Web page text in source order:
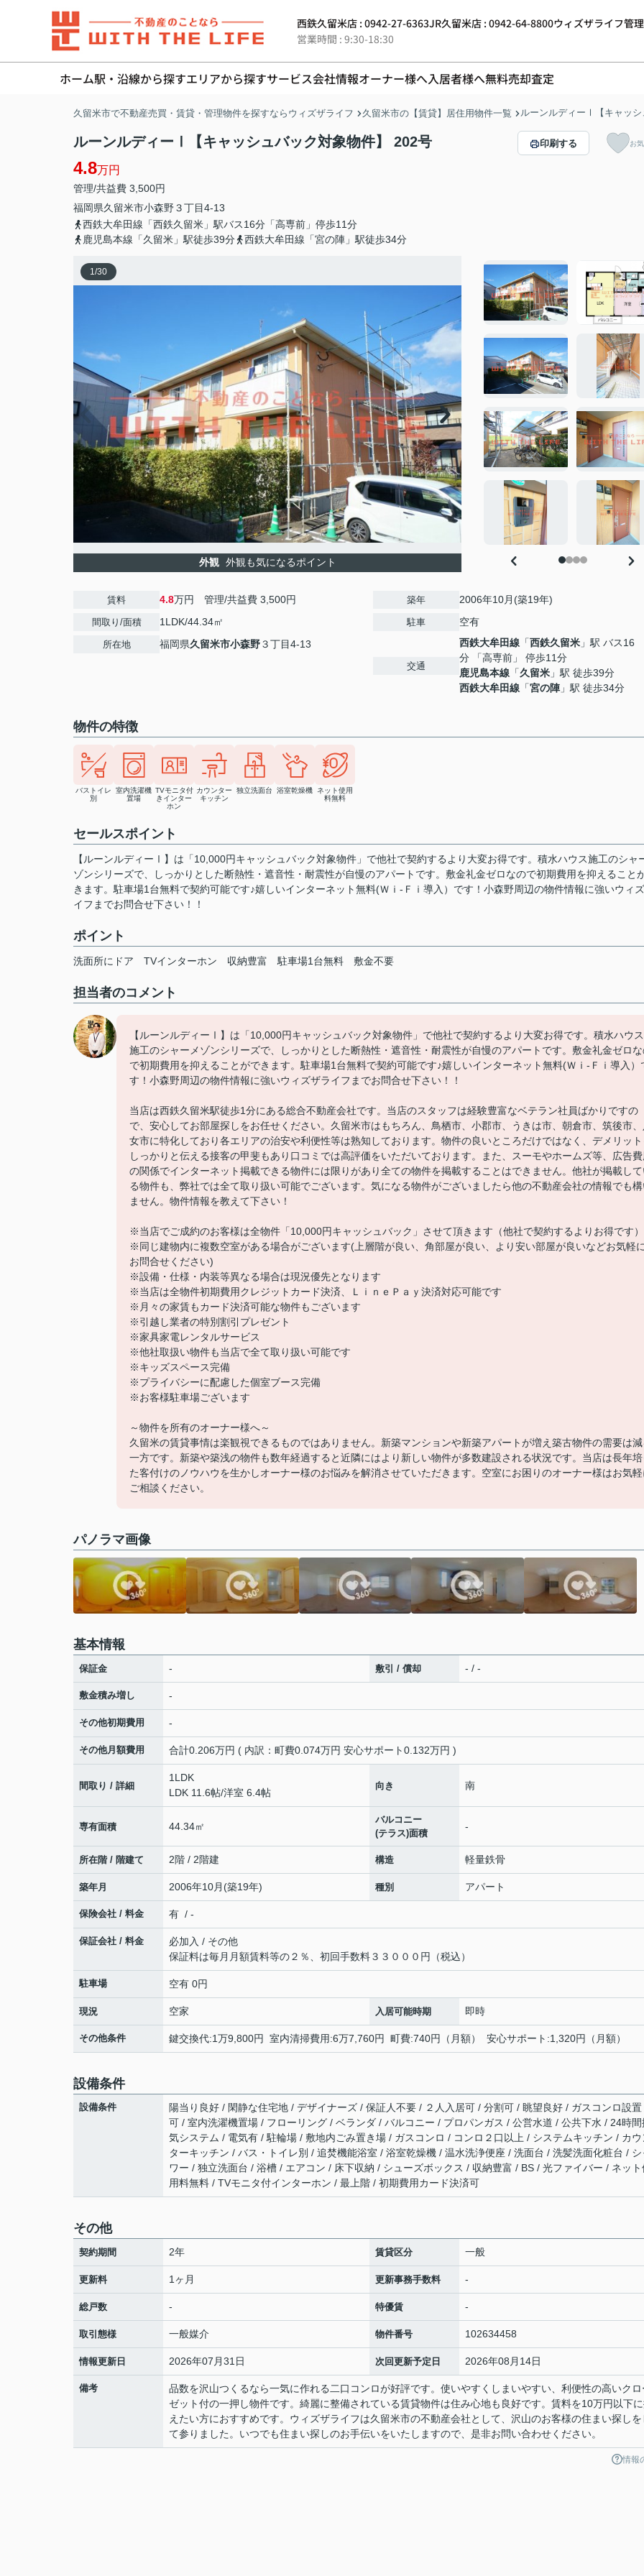
西鉄久留米店 : 0942-27-6363JR久留米店 : 0942-64-8800ウィズザライフ管
営業時間 : 9:30-18:30
ホーム駅・沿線から探すエリアから探すサービス会社情報オーナー様へ入居者様へ無料売却査定
久留米市で不動産売買・賃貸・管理物件を探すならウィズザライフ 久留米市の【賃貸】居住用物件一覧 ルーンルディーⅠ【キャッシ
ルーンルディーⅠ【キャッシュバック対象物件】 202号
4.8万円
管理/共益費 3,500円
福岡県久留米市小森野３丁目4-13
西鉄大牟田線「西鉄久留米」駅バス16分「高専前」停歩11分
鹿児島本線「久留米」駅徒歩39分
西鉄大牟田線「宮の陣」駅徒歩34分
印刷する お
1/30
外観 外観も気になるポイント
賃料 4.8万円 管理/共益費 3,500円
間取り/面積 1LDK/44.34㎡
所在地 福岡県久留米市小森野３丁目4-13
築年 2006年10月(築19年)
駐車 空有
交通
西鉄大牟田線 「西鉄久留米 」駅 バス16
分 「高専前」 停歩11分
鹿児島本線 「久留米 」駅 徒歩39分
西鉄大牟田線 「宮の陣」駅 徒歩34分
物件の特徴
バストイレ
別
室内洗濯機
置場
TVモニタ付
きインター
ホン
カウンター
キッチン
独立洗面台 浴室乾燥機 ネット使用
料無料
セールスポイント
【ルーンルディーⅠ】は「10,000円キャッシュバック対象物件」で他社で契約するより大変お得です。積水ハウス施工のシャ
ゾンシリーズで、しっかりとした断熱性・遮音性・耐震性が自慢のアパートです。敷金礼金ゼロなので初期費用を抑えること
きます。駐車場1台無料で契約可能です♪嬉しいインターネット無料(Ｗｉ-Ｆｉ導入）です！小森野周辺の物件情報に強いウィ
イフまでお問合せ下さい！！
ポイント
洗面所にドア TVインターホン 収納豊富 駐車場1台無料 敷金不要
担当者のコメント
【ルーンルディーⅠ】は「10,000円キャッシュバック対象物件」で他社で契約するより大変お得です。積水ハウス
施工のシャーメゾンシリーズで、しっかりとした断熱性・遮音性・耐震性が自慢のアパートです。敷金礼金ゼロ
で初期費用を抑えることができます。駐車場1台無料で契約可能です♪嬉しいインターネット無料(Ｗｉ-Ｆｉ導入）
す！小森野周辺の物件情報に強いウィズザライフまでお問合せ下さい！！
当店は西鉄久留米駅徒歩1分にある総合不動産会社です。当店のスタッフは経験豊富なベテラン社員ばかりですの
で、安心してお部屋探しをお任せください。久留米市はもちろん、鳥栖市、小郡市、うきは市、朝倉市、筑後市、
女市に特化しており各エリアの治安や利便性等は熟知しております。物件の良いところだけではなく、デメリット
しっかりと伝える接客の甲斐もあり口コミでは高評価をいただいております。また、スーモやホームズ等、広告費
の関係でインターネット掲載できる物件には限りがあり全ての物件を掲載することはできません。他社が掲載し
る物件も、弊社では全て取り扱い可能でございます。気になる物件がございましたら他の不動産会社の情報でも
ません。物件情報を教えて下さい！
※当店でご成約のお客様は全物件「10,000円キャッシュバック」させて頂きます（他社で契約するよりお得です）
※同じ建物内に複数空室がある場合がございます(上層階が良い、角部屋が良い、より安い部屋が良いなどお気軽に
お問合せください)
※設備・仕様・内装等異なる場合は現況優先となります
※当店は全物件初期費用クレジットカード決済、ＬｉｎｅＰａｙ決済対応可能です
※月々の家賃もカード決済可能な物件もございます
※引越し業者の特別割引プレゼント
※家具家電レンタルサービス
※他社取扱い物件も当店で全て取り扱い可能です
※キッズスペース完備
※プライバシーに配慮した個室ブース完備
※お客様駐車場ございます
～物件を所有のオーナー様へ～
久留米の賃貸事情は楽観視できるものではありません。新築マンションや新築アパートが増え築古物件の需要は減
一方です。新築や築浅の物件も数年経過すると近隣にはより新しい物件が多数建設される状況です。当店は長年培
た客付けのノウハウを生かしオーナー様のお悩みを解消させていただきます。空室にお困りのオーナー様はお気軽
ご相談ください。
パノラマ画像
基本情報
保証金 - 敷引 / 償却 - / -
敷金積み増し -
その他初期費用 -
その他月額費用 合計0.206万円 ( 内訳：町費0.074万円 安心サポート0.132万円 )
間取り / 詳細
1LDK
LDK 11.6帖/洋室 6.4帖
向き 南
専有面積 44.34㎡
バルコニー
(テラス)面積
-
所在階 / 階建て 2階 / 2階建 構造 軽量鉄骨
築年月 2006年10月(築19年) 種別 アパート
保険会社 / 料金 有 / -
保証会社 / 料金
必加入 / その他
保証料は毎月月額賃料等の２％、初回手数料３３０００円（税込）
駐車場 空有 0円
現況 空家 入居可能時期 即時
その他条件 鍵交換代:1万9,800円 室内清掃費用:6万7,760円 町費:740円（月額） 安心サポート:1,320円（月額）
設備条件
設備条件
陽当り良好 / 閑静な住宅地 / デザイナーズ / 保証人不要 / ２人入居可 / 分割可 / 眺望良好 / ガスコンロ設置
可 / 室内洗濯機置場 / フローリング / ベランダ / バルコニー / プロパンガス / 公営水道 / 公共下水 / 24時間
気システム / 電気有 / 駐輪場 / 敷地内ごみ置き場 / ガスコンロ / コンロ２口以上 / システムキッチン / カウ
ターキッチン / バス・トイレ別 / 追焚機能浴室 / 浴室乾燥機 / 温水洗浄便座 / 洗面台 / 洗髪洗面化粧台 / シ
ワー / 独立洗面台 / 浴槽 / エアコン / 床下収納 / シューズボックス / 収納豊富 / BS / 光ファイバー / ネット
用料無料 / TVモニタ付インターホン / 最上階 / 初期費用カード決済可
その他
契約期間 2年 賃貸区分 一般
更新料 1ヶ月 更新事務手数料 -
総戸数 - 特優賃 -
取引態様 一般媒介 物件番号 102634458
情報更新日 2026年07月31日 次回更新予定日 2026年08月14日
備考
品数を沢山つくるなら一気に作れる二口コンロが好評です。使いやすくしまいやすい、利便性の高いクロ
ゼット付の一押し物件です。綺麗に整備されている賃貸物件は住み心地も良好です。賃料を10万円以下
えたい方におすすめです。ウィズザライフは久留米市の不動産会社として、沢山のお客様の住まい探しを
て参りました。いつでも住まい探しのお手伝いをいたしますので、是非お問い合わせください。
情報